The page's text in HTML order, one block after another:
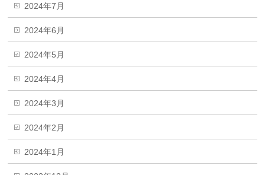
2024年7月
2024年6月
2024年5月
2024年4月
2024年3月
2024年2月
2024年1月